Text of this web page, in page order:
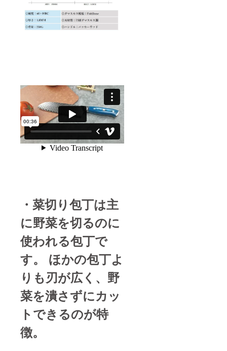
・菜切り包丁は主
に野菜を切るのに
使われる包丁で
す。 ほかの包丁よ
りも刃が広く、野
菜を潰さずにカッ
トできるのが特
徴。